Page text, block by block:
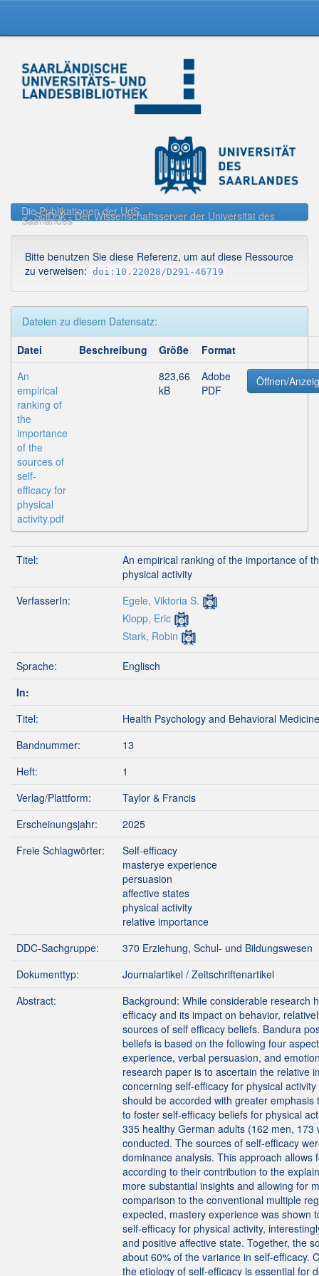
navigation
Die Publikationen der UdS
SciDok - Der Wissenschaftsserver der Universität des
Saarlandes
Bitte benutzen Sie diese Referenz, um auf diese Ressource
zu verweisen: doi:10.22028/D291-46719
Dateien zu diesem Datensatz:
Datei
Beschreibung Größe
Format
An
empirical
ranking of
the
importance
of the
sources of
self-
efficacy for
physical
activity.pdf
823,66
kB
Adobe
PDF
Öffnen/
Titel:
An empirical ranking of the importance of
physical activity
VerfasserIn:
Egele, Viktoria S.
Klopp, Eric
Stark, Robin
Sprache:
Englisch
In:
Titel:
Health Psychology and Behavioral Medicine
Bandnummer:
13
Heft:
1
Verlag/Plattform:
Taylor & Francis
Erscheinungsjahr:
2025
Freie Schlagwörter:
Self-efficacy
masterye experience
persuasion
affective states
physical activity
relative importance
DDC-Sachgruppe:
370 Erziehung, Schul- und Bildungswesen
Dokumenttyp:
Journalartikel / Zeitschriftenartikel
Abstract:
Background: While considerable research
efficacy and its impact on behavior,
sources of self efficacy beliefs. Bandura
beliefs is based on the following four
experience, verbal persuasion, and
research paper is to ascertain the relative
concerning self-efficacy for physical
should be accorded with greater
to foster self-efficacy beliefs for physical
335 healthy German adults (162 men, 173
conducted. The sources of self-efficacy
dominance analysis. This approach allows
according to their contribution to the
more substantial insights and allowing for
comparison to the conventional multiple
expected, mastery experience was shown
self-efficacy for physical activity,
and positive affective state. Together, the
about 60% of the variance in self-efficacy.
the etiology of self-efficacy is essential for